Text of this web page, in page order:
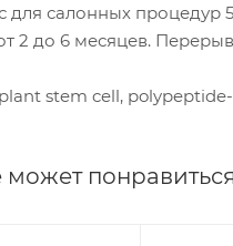
для салонных
2 до 6 месяцев.
stem cell,
понравиться